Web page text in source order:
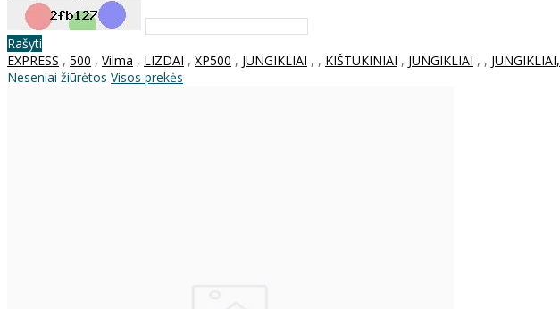
Rašyti
EXPRESS , 500 , Vilma , LIZDAI , XP500 , JUNGIKLIAI , , KIŠTUKINIAI , JUNGIKLIAI , , JUNGIKLIAI,
Neseniai žiūrėtos Visos prekės